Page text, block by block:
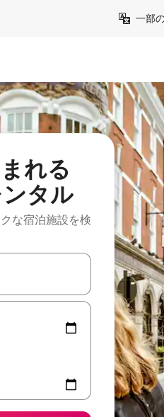
一部
れる
タル
な宿泊施設を検
印キーを使って移動するか、画